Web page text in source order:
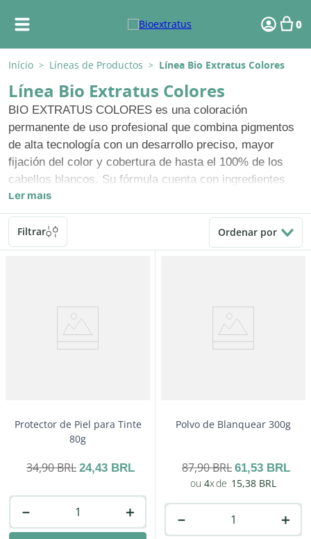
0
Início > Líneas de Productos > Línea Bio Extratus Colores
Línea Bio Extratus Colores
BIO EXTRATUS COLORES es una coloración
permanente de uso profesional que combina pigmentos
de alta tecnología con un desarrollo preciso, mayor
fijación del color y cobertura de hasta el 100% de los
cabellos blancos. Su fórmula cuenta con ingredientes
que protegen los cabellos, evitando daños comunes en
los procesos químicos. La base cremosa ofrece mayor
rendimiento y máximo rendimiento para la coloración del
cabello. La fuerza nutritiva del tuétano, la hidratación del
extremo, cabello sano, tonos vivos y duraderos.
Ler mais
Filtrar Ordenar por
Protector de Piel para Tinte
80g
34,90BRL 24,43 BRL
＋
－
Polvo de Blanquear 300g
87,90BRL 61,53 BRL
4
15,38 BRL
＋
－